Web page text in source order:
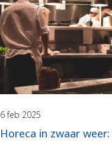
6 feb 2025
Horeca in zwaar weer: